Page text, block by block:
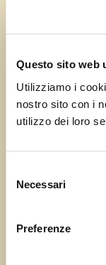
Questo sito web
Utilizziamo i
nostro sito con i
utilizzo dei loro
delNecessari
Preferenze